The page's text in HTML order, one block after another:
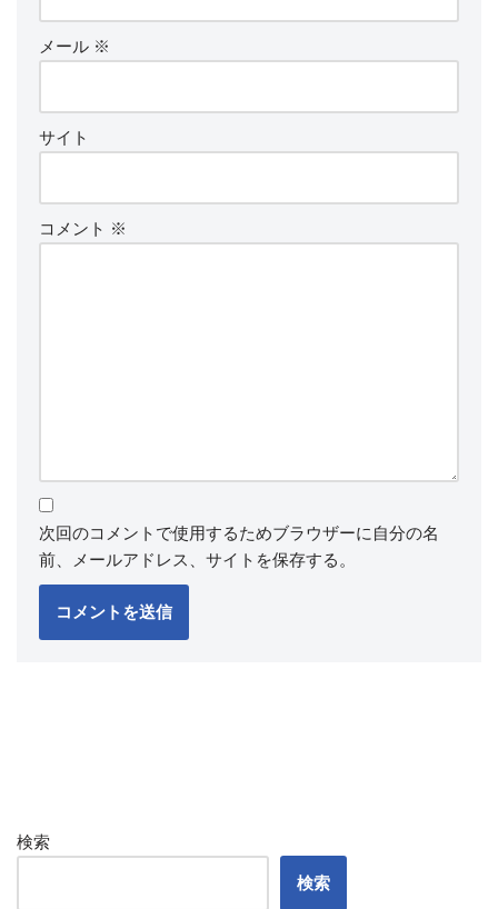
メール ※
サイト
コメント ※
次回のコメントで使用するためブラウザーに自分の名
前、メールアドレス、サイトを保存する。
検索
検索